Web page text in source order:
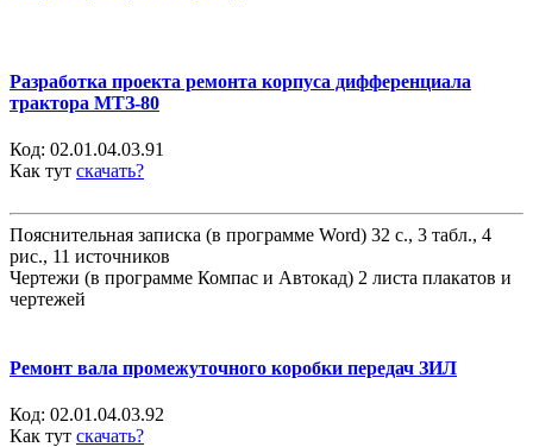
Разработка проекта ремонта корпуса дифференциала
трактора МТЗ-80
Код: 02.01.04.03.91
Как тут скачать?
Пояснительная записка (в программе Word) 32 с., 3 табл., 4
рис., 11 источников
Чертежи (в программе Компас и Автокад) 2 листа плакатов и
чертежей
Ремонт вала промежуточного коробки передач ЗИЛ
Код: 02.01.04.03.92
Как тут скачать?